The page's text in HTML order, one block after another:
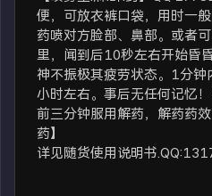
便，可放衣裤口袋，用时一
药喷对方脸部、鼻部。或者
里，闻到后10秒左右开始昏
神不振极其疲劳状态。1分
小时左右。事后无任何记忆
前三分钟服用解药，解药药
药】
详见随货使用说明书